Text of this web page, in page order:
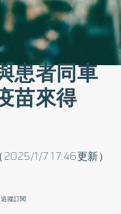
患者同車
苗來得
1/7 17:46更新）
追蹤訂閱